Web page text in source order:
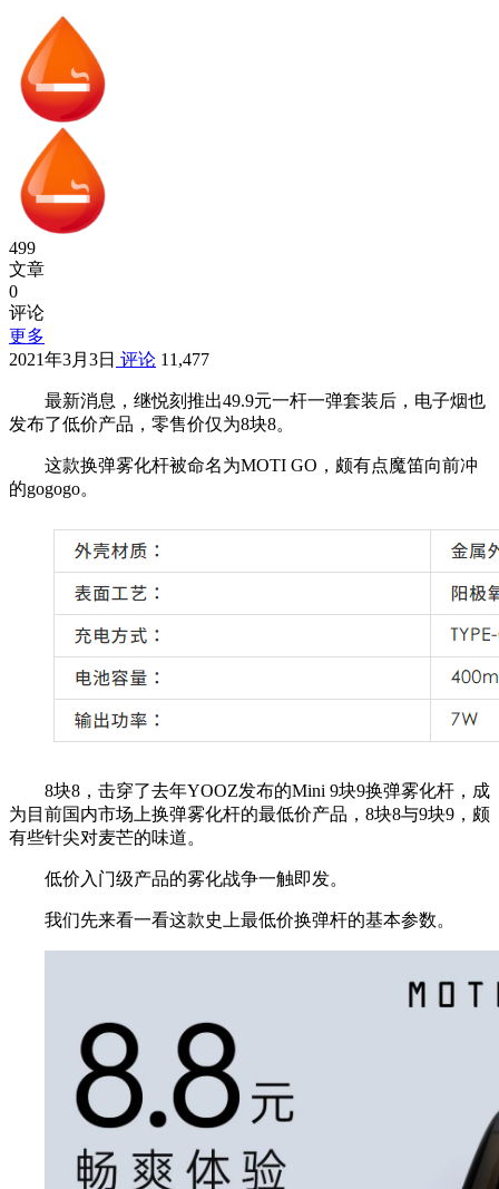
499
文章
0
评论
更多
2021年3月3日 评论 11,477
最新消息，继悦刻推出49.9元一杆一弹套装后，电子烟也
发布了低价产品，零售价仅为8块8。
这款换弹雾化杆被命名为MOTI GO，颇有点魔笛向前冲
的gogogo。
8块8，击穿了去年YOOZ发布的Mini 9块9换弹雾化杆，成
为目前国内市场上换弹雾化杆的最低价产品，8块8与9块9，颇
有些针尖对麦芒的味道。
低价入门级产品的雾化战争一触即发。
我们先来看一看这款史上最低价换弹杆的基本参数。